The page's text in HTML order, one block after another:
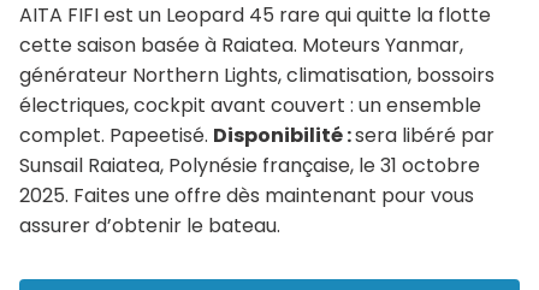
AITA FIFI est un Leopard 45 rare qui quitte la flotte
cette saison basée à Raiatea. Moteurs Yanmar,
générateur Northern Lights, climatisation, bossoirs
électriques, cockpit avant couvert : un ensemble
complet. Papeetisé. Disponibilité :sera libéré par
Sunsail Raiatea, Polynésie française, le 31 octobre
2025. Faites une offre dès maintenant pour vous
assurer d’obtenir le bateau.